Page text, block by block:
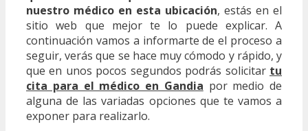
nuestro médico en esta ubicación, estás en el
sitio web que mejor te lo puede explicar. A
continuación vamos a informarte de el proceso a
seguir, verás que se hace muy cómodo y rápido, y
que en unos pocos segundos podrás solicitar tu
cita para el médico en Gandia por medio de
alguna de las variadas opciones que te vamos a
exponer para realizarlo.